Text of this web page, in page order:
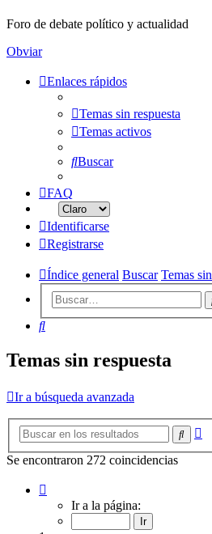
Foro de debate político y actualidad
Obviar
Enlaces rápidos
Temas sin respuesta
Temas activos
Buscar
FAQ
Identificarse
Registrarse
Índice general Buscar Temas
Buscar
Temas sin respuesta
Ir a búsqueda avanzada
Buscar
Se encontraron 272 coincidencias
Ir a la página: